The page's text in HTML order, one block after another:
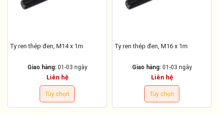
Ty ren thép đen, M14 x 1m
Giao hàng: 01-03 ngày
Liên hệ
Tùy chọn
Ty ren thép đen, M16 x 1m
Giao hàng: 01-03 ngày
Liên hệ
Tùy chọn